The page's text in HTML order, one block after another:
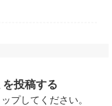
り
投稿する
プしてください。